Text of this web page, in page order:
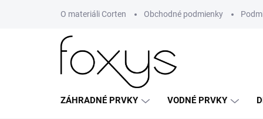
O materiáli Corten Obchodné podmienky
ZÁHRADNÉ PRVKY VODNÉ PRVKY